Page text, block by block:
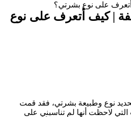
أتعرف على نوع بشرتي؟
| كيف أتعرف على نوع
نوع وطبيعة بشرتي، فقد قمت
التي لاحظت أنها لم تناسبني على